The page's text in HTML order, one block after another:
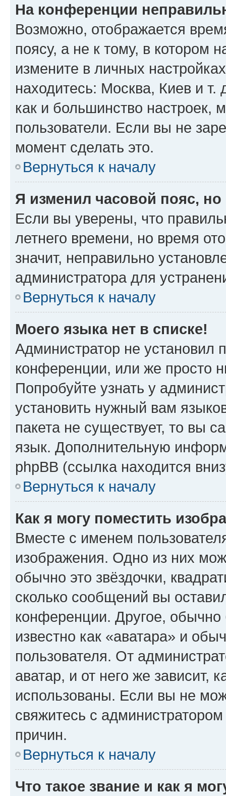
На конференции
Возможно, отображается
поясу, а не к тому, в котором
измените в личных
находитесь: Москва, Киев и т.
как и большинство настроек,
пользователи. Если вы не
момент сделать это.
Вернуться к началу
Я изменил часовой пояс,
Если вы уверены, что
летнего времени, но время
значит, неправильно
администратора для
Вернуться к началу
Моего языка нет в списке!
Администратор не установил
конференции, или же просто
Попробуйте узнать у
установить нужный вам
пакета не существует, то вы
язык. Дополнительную
phpBB (ссылка находится
Вернуться к началу
Как я могу поместить
Вместе с именем
изображения. Одно из них
обычно это звёздочки,
сколько сообщений вы
конференции. Другое,
известно как «аватара» и
пользователя. От
аватар, и от него же зависит,
использованы. Если вы не
свяжитесь с
причин.
Вернуться к началу
Что такое звание и как я